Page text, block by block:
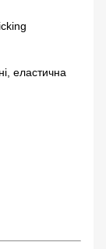
еластична